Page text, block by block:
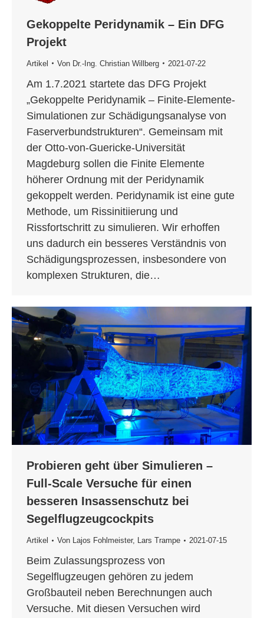
Gekoppelte Peridynamik – Ein DFG
Projekt
Artikel Von Dr.-Ing. Christian Willberg 2021-07-22
Am 1.7.2021 startete das DFG Projekt
„Gekoppelte Peridynamik – Finite-Elemente-
Simulationen zur Schädigungsanalyse von
Faserverbundstrukturen“. Gemeinsam mit
der Otto-von-Guericke-Universität
Magdeburg sollen die Finite Elemente
höherer Ordnung mit der Peridynamik
gekoppelt werden. Peridynamik ist eine gute
Methode, um Rissinitiierung und
Rissfortschritt zu simulieren. Wir erhoffen
uns dadurch ein besseres Verständnis von
Schädigungsprozessen, insbesondere von
komplexen Strukturen, die…
Probieren geht über Simulieren –
Full-Scale Versuche für einen
besseren Insassenschutz bei
Segelflugzeugcockpits
Artikel Von Lajos Fohlmeister, Lars Trampe 2021-07-15
Beim Zulassungsprozess von
Segelflugzeugen gehören zu jedem
Großbauteil neben Berechnungen auch
Versuche. Mit diesen Versuchen wird